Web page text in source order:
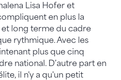
Lisa Hofer et
en plus la
long terme du cadre
rythmique. Avec les
plus que cinq
national. D’autre part en
il n'y a qu'un petit